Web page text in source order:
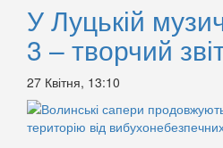
У Луцькій
3 – творчий
27 Квітня, 13:10